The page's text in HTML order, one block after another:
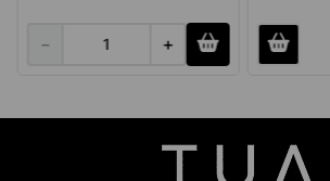
＋
－